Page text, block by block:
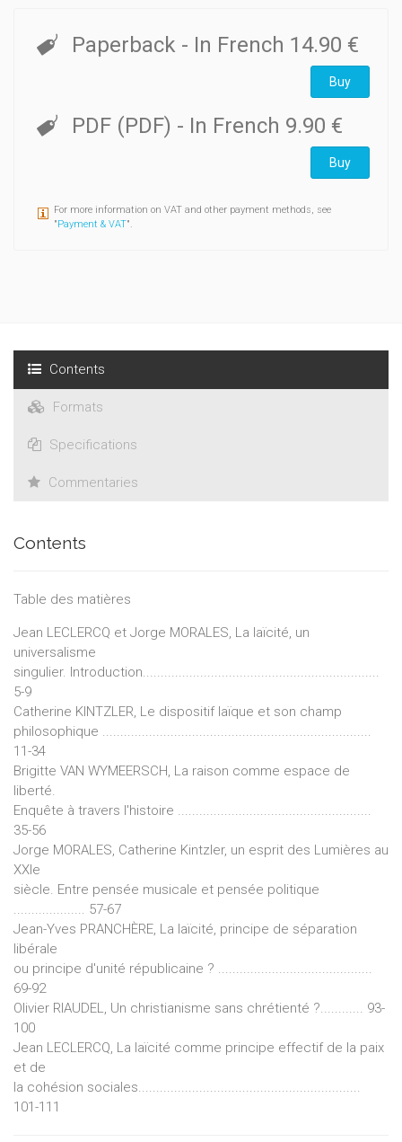
Paperback - In French 14.90 €
Buy
PDF (PDF) - In French 9.90 €
Buy
For more information on VAT and other payment methods, see
"Payment & VAT".
Contents
Formats
Specifications
Commentaries
Contents
Table des matières
Jean LECLERCQ et Jorge MORALES, La laïcité, un
universalisme
singulier. Introduction..................................................................
5-9
Catherine KINTZLER, Le dispositif laïque et son champ
philosophique ...........................................................................
11-34
Brigitte VAN WYMEERSCH, La raison comme espace de
liberté.
Enquête à travers l'histoire ......................................................
35-56
Jorge MORALES, Catherine Kintzler, un esprit des Lumières au
XXIe
siècle. Entre pensée musicale et pensée politique
.................... 57-67
Jean-Yves PRANCHÈRE, La laïcité, principe de séparation
libérale
ou principe d'unité républicaine ? ...........................................
69-92
Olivier RIAUDEL, Un christianisme sans chrétienté ?............ 93-
100
Jean LECLERCQ, La laïcité comme principe effectif de la paix
et de
la cohésion sociales..............................................................
101-111